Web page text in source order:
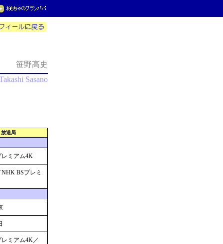
笹野高史
Sasano
放送局
ミアム4K
BSプレミ
ミアム4K／